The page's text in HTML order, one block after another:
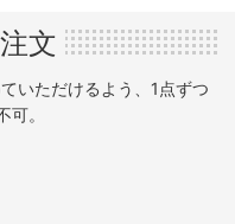
文
いただけるよう、1点ずつ
。